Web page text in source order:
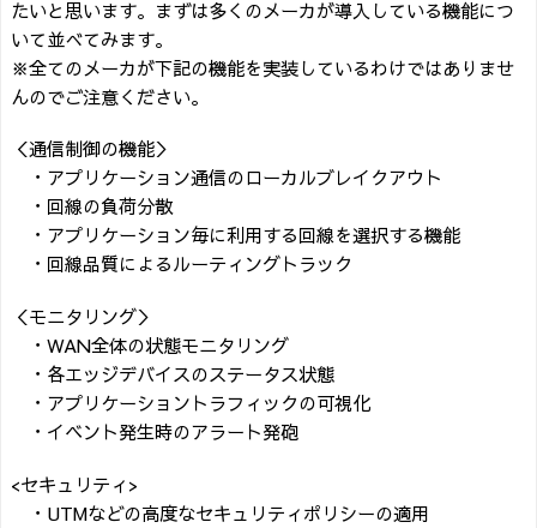
たいと思います。まずは多くのメーカが導入している機能につ
いて並べてみます。
※全てのメーカが下記の機能を実装しているわけではありませ
んのでご注意ください。
＜通信制御の機能＞
・アプリケーション通信のローカルブレイクアウト
・回線の負荷分散
・アプリケーション毎に利用する回線を選択する機能
・回線品質によるルーティングトラック
＜モニタリング＞
・WAN全体の状態モニタリング
・各エッジデバイスのステータス状態
・アプリケーショントラフィックの可視化
・イベント発生時のアラート発砲
<セキュリティ>
・UTMなどの高度なセキュリティポリシーの適用